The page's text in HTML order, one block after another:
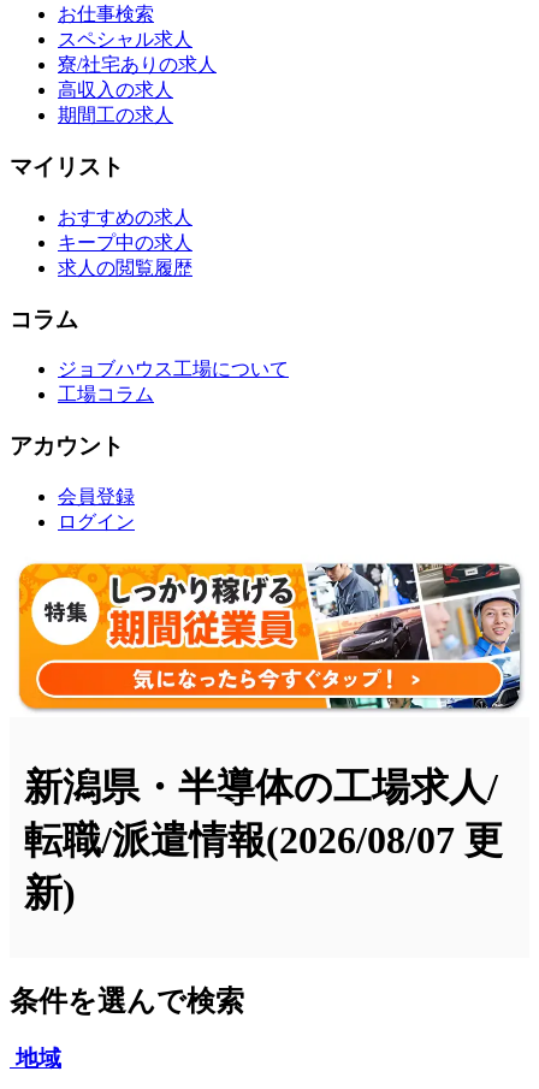
お仕事検索
スペシャル求人
寮/社宅ありの求人
高収入の求人
期間工の求人
マイリスト
おすすめの求人
キープ中の求人
求人の閲覧履歴
コラム
ジョブハウス工場について
工場コラム
アカウント
会員登録
ログイン
新潟県・半導体の工場求人/
転職/派遣情報(2026/08/07 更
新)
条件を選んで検索
地域